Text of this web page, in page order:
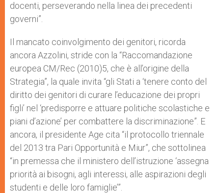
docenti, perseverando nella linea dei precedenti
governi”.
Il mancato coinvolgimento dei genitori, ricorda
ancora Azzolini, stride con la “Raccomandazione
europea CM/Rec (2010)5, che è all’origine della
Strategia”, la quale invita “gli Stati a ‘tenere conto del
diritto dei genitori di curare l’educazione dei propri
figli’ nel ‘predisporre e attuare politiche scolastiche e
piani d’azione’ per combattere la discriminazione”. E
ancora, il presidente Age cita “il protocollo triennale
del 2013 tra Pari Opportunità e Miur”, che sottolinea
“in premessa che il ministero dell’istruzione ‘assegna
priorità ai bisogni, agli interessi, alle aspirazioni degli
studenti e delle loro famiglie’”.